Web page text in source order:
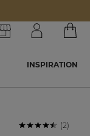
INSPIRATION
(2)